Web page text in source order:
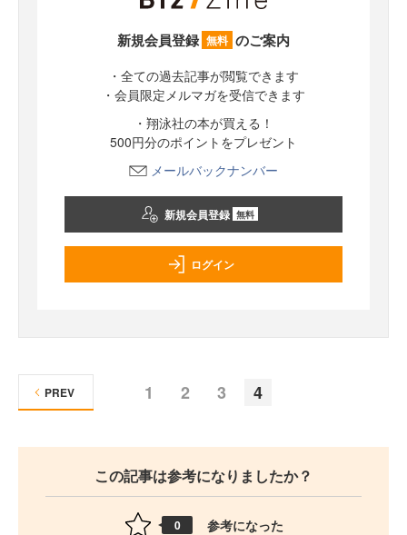
新規会員登録 無料 のご案内
・全ての過去記事が閲覧できます
・会員限定メルマガを受信できます
・翔泳社の本が買える！
500円分のポイントをプレゼント
メールバックナンバー
新規会員登録 無料
ログイン
1 2 3 4
PREV
この記事は参考になりましたか？
0 参考になった